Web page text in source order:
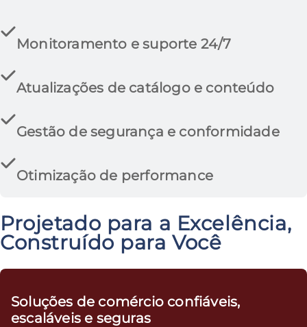
Monitoramento e suporte 24/7
Atualizações de catálogo e conteúdo
Gestão de segurança e conformidade
Otimização de performance
Projetado para a Excelência,
Construído para Você
Soluções de comércio confiáveis,
escaláveis e seguras